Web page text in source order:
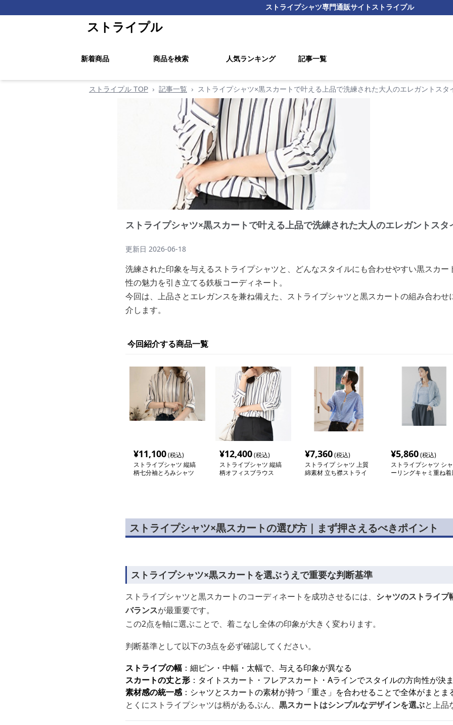
ストライプシャツ専門通販サイト ストライプル
ストライプル
新着商品 商品を検索 人気ランキング 記事一覧
ストライプル TOP › 記事一覧 › ストライプシャツ×黒スカートで叶える上品で洗練された大人のエレガントスタ
ストライプシャツ×黒スカートで叶える上品で洗練された大人のエレガントスタ
更新日 2026-06-18
洗練された印象を与えるストライプシャツと、どんなスタイルにも合わせやすい黒スカ
性の魅力を引き立てる鉄板コーディネート。
今回は、上品さとエレガンスを兼ね備えた、ストライプシャツと黒スカートの組み合わせ
介します。
今回紹介する商品一覧
¥11,100(税込)
ストライプシャツ 縦縞
柄七分袖とろみシャツ
¥12,400(税込)
ストライプシャツ 縦縞
柄オフィスブラウス
¥7,360(税込)
ストライプ シャツ 上質
綿素材 立ち襟ストライ
¥5,860(税込)
ストライプシャツ シャ
ーリングキャミ重ね着
ストライプシャツ×黒スカートの選び方｜まず押さえるべきポイント
ストライプシャツ×黒スカートを選ぶうえで重要な判断基準
ストライプシャツと黒スカートのコーディネートを成功させるには、 シャツのストライプ
バランスが最重要です。
この2点を軸に選ぶことで、着こなし全体の印象が大きく変わります。
判断基準として以下の3点を必ず確認してください。
ストライプの幅 ：細ピン・中幅・太幅で、与える印象が異なる
スカートの丈と形 ：タイトスカート・フレアスカート・Aラインでスタイルの方向性が決
素材感の統一感：シャツとスカートの素材が持つ「重さ」を合わせることで全体がまとま
とくにストライプシャツは柄があるぶん、 黒スカートはシンプルなデザインを選ぶと上品